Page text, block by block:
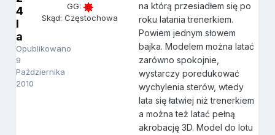
4
l
a
Opublikowano
9
Października
2010
GG:
Skąd: Częstochowa
na którą przesiadłem się po
roku latania trenerkiem.
Powiem jednym słowem
bajka. Modelem można latać
zarówno spokojnie,
wystarczy poredukować
wychylenia sterów, wtedy
lata się łatwiej niż trenerkiem
a można też latać pełną
akrobację 3D. Model do lotu